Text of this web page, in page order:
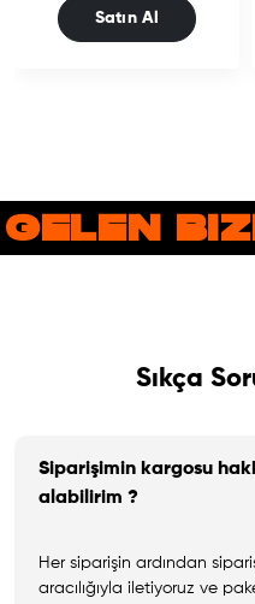
Satın Al
Sıkça
Siparişimin kargosu
alabilirim ?
Her siparişin ardından
aracılığıyla iletiyoruz ve